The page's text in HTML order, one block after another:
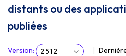
distants ou des
publiées
Version: 2512